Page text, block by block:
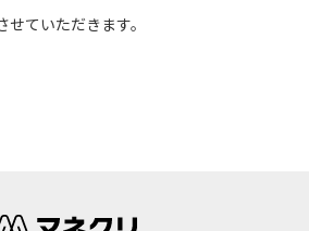
ていただきます。